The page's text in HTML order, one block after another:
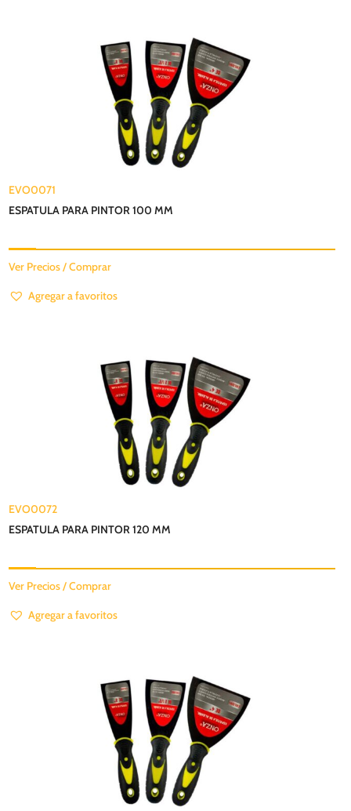
EVO0071
ESPATULA PARA PINTOR 100 MM
Ver Precios / Comprar
Agregar a favoritos
EVO0072
ESPATULA PARA PINTOR 120 MM
Ver Precios / Comprar
Agregar a favoritos